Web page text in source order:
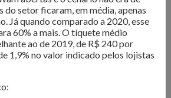
do Sindilojas Porto Alegre realiza
as questões mais importantes para o
deintenção de compra,
e comportamento do consumidor
os lojistas possam organizar seus
e análises do mercado
do setor ficaram, em média, apenas
Já quando comparado a 2020, esse
60% a mais. O tíquete médio
ao de 2019, de R$ 240 por
1,9% no valor indicado pelos lojistas